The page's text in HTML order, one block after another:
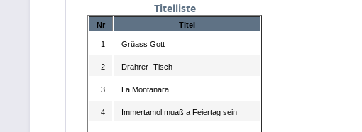
Titelliste
Nr Titel
1 Grüass Gott
2 Drahrer -Tisch
3 La Montanara
4 Immertamol muaß a Feiertag sein